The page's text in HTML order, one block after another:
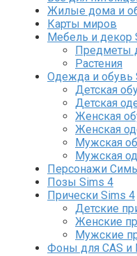
Жилые дома и
Карты миров
Мебель и декор
Предметы
Растения
Одежда и обувь
Детская
Детская
Женская
Женская
Мужская
Мужская
Персонажи
Позы Sims 4
Прически Sims 4
Детские
Женские
Мужские
Фоны для CAS